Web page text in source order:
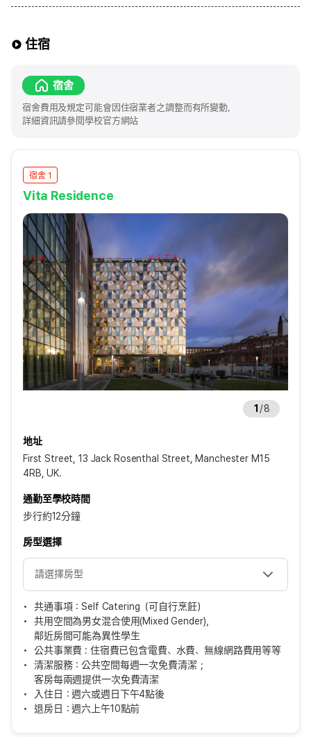
住宿
宿舍
宿舍費用及規定可能會因住宿業者之調整而有所變動，
詳細資訊請參閱學校官方網站
宿舍 1
Vita Residence
1 /8
地址
First Street, 13 Jack Rosenthal Street, Manchester M15
4RB, UK.
通勤至學校時間
步行約12分鐘
房型選擇
共通事項：Self Catering（可自行烹飪）
共用空間為男女混合使用(Mixed Gender)，
鄰近房間可能為異性學生
公共事業費 : 住宿費已包含電費、水費、無線網路費用等等
清潔服務：公共空間每週一次免費清潔；
客房每兩週提供一次免費清潔
入住日：週六或週日下午4點後
退房日：週六上午10點前